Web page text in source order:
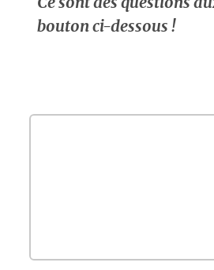
bouton ci-dessous !